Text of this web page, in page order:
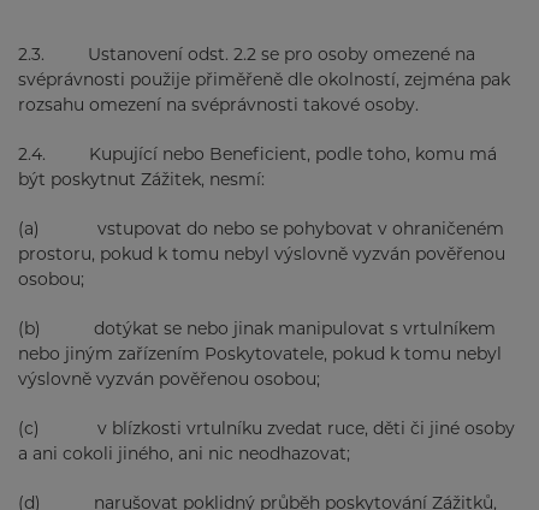
2.3. Ustanovení odst. 2.2 se pro osoby omezené na
svéprávnosti použije přiměřeně dle okolností, zejména pak
rozsahu omezení na svéprávnosti takové osoby.
2.4. Kupující nebo Beneficient, podle toho, komu má
být poskytnut Zážitek, nesmí:
(a) vstupovat do nebo se pohybovat v ohraničeném
prostoru, pokud k tomu nebyl výslovně vyzván pověřenou
osobou;
(b) dotýkat se nebo jinak manipulovat s vrtulníkem
nebo jiným zařízením Poskytovatele, pokud k tomu nebyl
výslovně vyzván pověřenou osobou;
(c) v blízkosti vrtulníku zvedat ruce, děti či jiné osoby
a ani cokoli jiného, ani nic neodhazovat;
(d) narušovat poklidný průběh poskytování Zážitků,